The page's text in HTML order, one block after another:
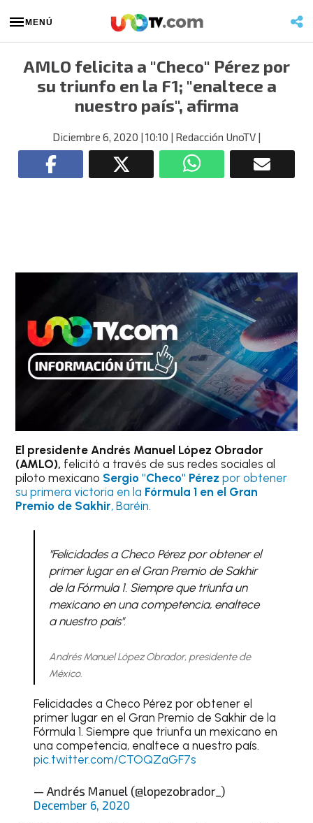
MENÚ
AMLO felicita a "Checo" Pérez por
su triunfo en la F1; "enaltece a
nuestro país", afirma
Diciembre 6, 2020 | 10:10 | Redacción UnoTV |
El presidente Andrés Manuel López Obrador
(AMLO), felicitó a través de sus redes sociales al
piloto mexicano Sergio "Checo" Pérez por obtener
su primera victoria en la Fórmula 1 en el Gran
Premio de Sakhir, Baréin.
"Felicidades a Checo Pérez por obtener el
primer lugar en el Gran Premio de Sakhir
de la Fórmula 1. Siempre que triunfa un
mexicano en una competencia, enaltece
a nuestro país".
Andrés Manuel López Obrador, presidente de
México.
Felicidades a Checo Pérez por obtener el
primer lugar en el Gran Premio de Sakhir de la
Fórmula 1. Siempre que triunfa un mexicano en
una competencia, enaltece a nuestro país.
pic.twitter.com/CTOQZaGF7s
— Andrés Manuel (@lopezobrador_)
December 6, 2020